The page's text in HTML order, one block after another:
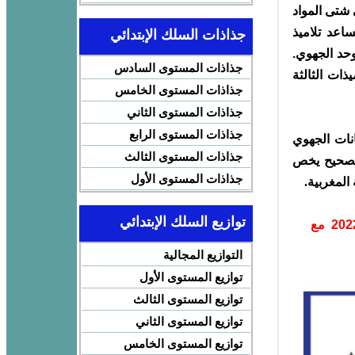
شتى المواد
تلاميذ
الجهوي.
الثالثة
الجهوي
اعدادي دورة يوليوز 2022 مع التصحيح يخص
امتحانات الجهوي الموحد مادة الإجتماعيات الثالثة اعدادي دورة 2022 مع
جذاذات السلك الإبتدائي
جذاذات المستوى السادس
جذاذات المستوى الخامس
جذاذات المستوى الثاني
جذاذات المستوى الرابع
جذاذات المستوى الثالث
جذاذات المستوى الأول
توازيع السلك الإبتدائي
التوازيع المجالية
توازيع المستوى الأول
توازيع المستوى الثالث
توازيع المستوى الثاني
توازيع المستوى الخامس